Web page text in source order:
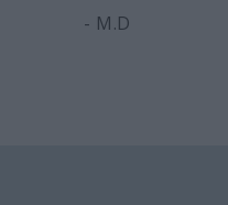
- M.D